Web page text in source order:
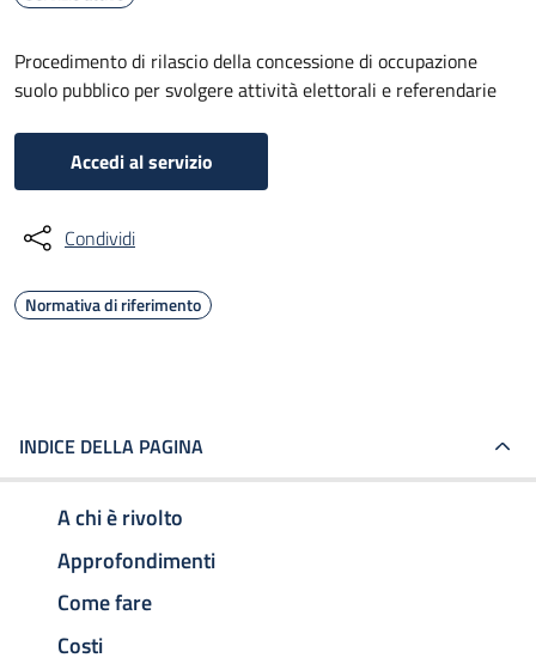
Procedimento di rilascio della concessione di occupazione
suolo pubblico per svolgere attività elettorali e referendarie
Accedi al servizio
Condividi
Normativa di riferimento
INDICE DELLA PAGINA
A chi è rivolto
Approfondimenti
Come fare
Costi